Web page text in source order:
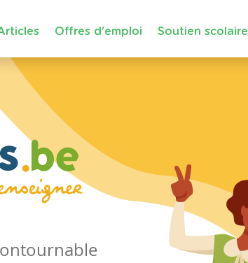
Offres d'emploi Soutien scolaire